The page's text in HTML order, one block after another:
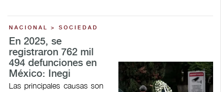
NACIONAL > SOCIEDAD
En 2025, se
registraron 762 mil
494 defunciones en
México: Inegi
Las principales causas son